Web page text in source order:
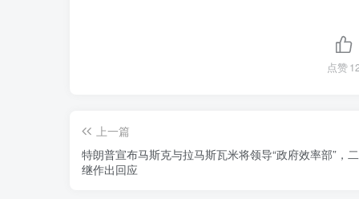
点赞
上一篇
特朗普宣布马斯克与拉马斯瓦米将领导“政府效率部”，
继作出回应